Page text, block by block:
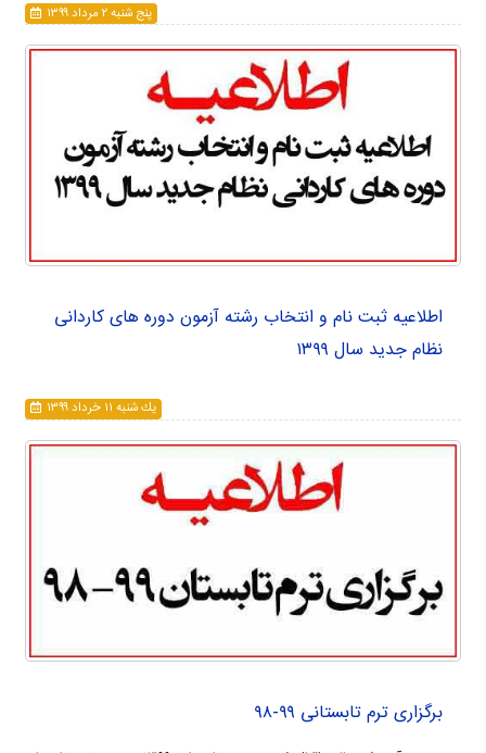
پنج شنبه ۲ مرداد ۱۳۹۹
اطلاعیه ثبت نام و انتخاب رشته آزمون دوره های کاردانی
نظام جدید سال ۱۳۹۹
يك شنبه ۱۱ خرداد ۱۳۹۹
برگزاری ترم تابستانی ۹۹-۹۸